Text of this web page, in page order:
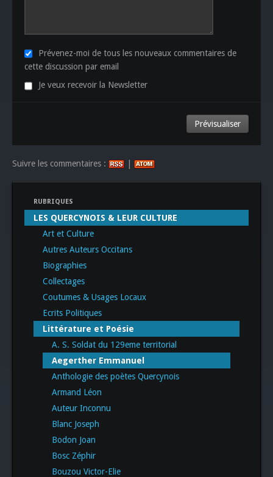
Prévenez-moi de tous les nouveaux commentaires de
cette discussion par email
Je veux recevoir la Newsletter
Suivre les commentaires : |
RUBRIQUES
LES QUERCYNOIS & LEUR CULTURE
Art et Culture
Autres Auteurs Occitans
Biographies
Collectages
Coutumes & Usages Locaux
Ecrits Politiques
Littérature et Poésie
A. S. Soldat du 129eme territorial
Aegerther Emmanuel
Anthologie des poètes Quercynois
Armand Léon
Auteur Inconnu
Blanc Joseph
Bodon Joan
Bosc Zéphir
Bouzou Victor-Elie